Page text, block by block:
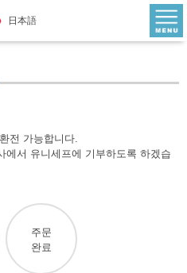
日本語
전 가능합니다.
에서 유니세프에 기부하도록 하겠습
주문
완료